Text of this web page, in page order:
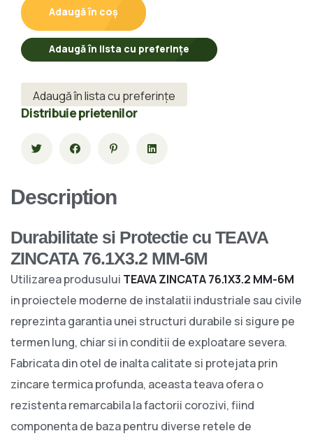
Adaugă în coș
Adaugă în lista cu preferințe
Adaugă în lista cu preferințe
Distribuie prietenilor
Description
Durabilitate si Protectie cu TEAVA
ZINCATA 76.1X3.2 MM-6M
Utilizarea produsului TEAVA ZINCATA 76.1X3.2 MM-6M
in proiectele moderne de instalatii industriale sau civile
reprezinta garantia unei structuri durabile si sigure pe
termen lung, chiar si in conditii de exploatare severa.
Fabricata din otel de inalta calitate si protejata prin
zincare termica profunda, aceasta teava ofera o
rezistenta remarcabila la factorii corozivi, fiind
componenta de baza pentru diverse retele de